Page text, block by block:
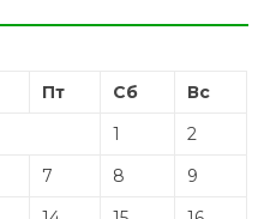
Пт Сб
Вс
1
2
7 8
9